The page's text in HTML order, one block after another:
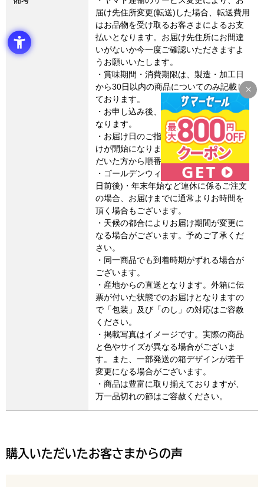
届け先住所変更(転送)した場合、転送費用
はお品物を受け取るお客さまによるお支
払いとなります。お届け先住所にお間違
いがないか今一度ご確認いただきますよ
うお願いいたします。
・賞味期間・消費期限は、製造・加工日
から30日以内の商品についてのみ記載し
ております。
・お申し込み後、10日前後でのお届けに
なります。
・お届け日のご指定はできません。お届
けが開始になりましたら、ご注文をいた
だいた方から順番に配送いたします。
・ゴールデンウィーク・お盆期間(8月15
日前後)・年末年始など連休に係るご注文
の場合、お届けまでに通常よりお時間を
頂く場合もございます。
・天候の都合によりお届け期間が変更に
なる場合がございます。予めご了承くだ
さい。
・同一商品でも到着時期がずれる場合が
ございます。
・産地からの直送となります。外箱に伝
票が付いた状態でのお届けとなりますの
で「包装」及び「のし」の対応はご容赦
ください。
・掲載写真はイメージです。実際の商品
と色やサイズが異なる場合がございま
す。また、一部発送の箱デザインが若干
変更になる場合がございます。
・商品は豊富に取り揃えておりますが、
万一品切れの節はご容赦ください。
購入いただいたお客さまからの声